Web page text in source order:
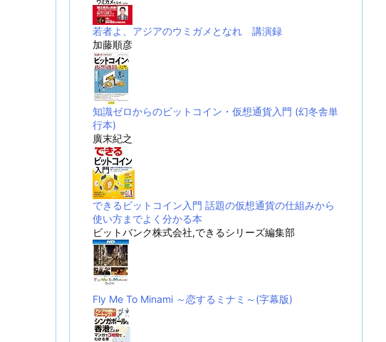
若者よ、アジアのウミガメとなれ 講演録
加藤順彦
知識ゼロからのビットコイン・仮想通貨入門 (幻冬舎単
行本)
廣末紀之
できるビットコイン入門 話題の仮想通貨の仕組みから
使い方までよく分かる本
ビットバンク株式会社,できるシリーズ編集部
Fly Me To Minami ～恋するミナミ～(字幕版)